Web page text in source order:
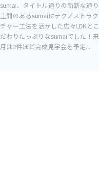
sumai、タイトル通りの斬新な通り
土間のあるsumaiにテクノストラク
チャー工法を活かした広々LDKとこ
だわりたっぷりなsumaiでした！来
月は2件ほど完成見学会を予定...